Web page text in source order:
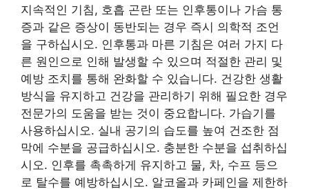
지속적인 기침, 호흡 곤란 또는 인후통이나 가슴 통
증과 같은 증상이 동반되는 경우 즉시 의학적 조언
을 구하십시오. 인후통과 마른 기침은 여러 가지 다
른 원인으로 인해 발생할 수 있으며 적절한 관리 및
예방 조치를 통해 완화할 수 있습니다. 건강한 생활
방식을 유지하고 건강을 관리하기 위해 필요한 경우
전문가의 도움을 받는 것이 중요합니다. 가습기를
사용하십시오. 실내 공기의 습도를 높여 건조한 점
막에 수분을 공급하십시오. 충분한 수분을 섭취하십
시오. 인후를 촉촉하게 유지하고 물, 차, 수프 등으
로 탈수를 예방하십시오. 알코올과 카페인을 제한하